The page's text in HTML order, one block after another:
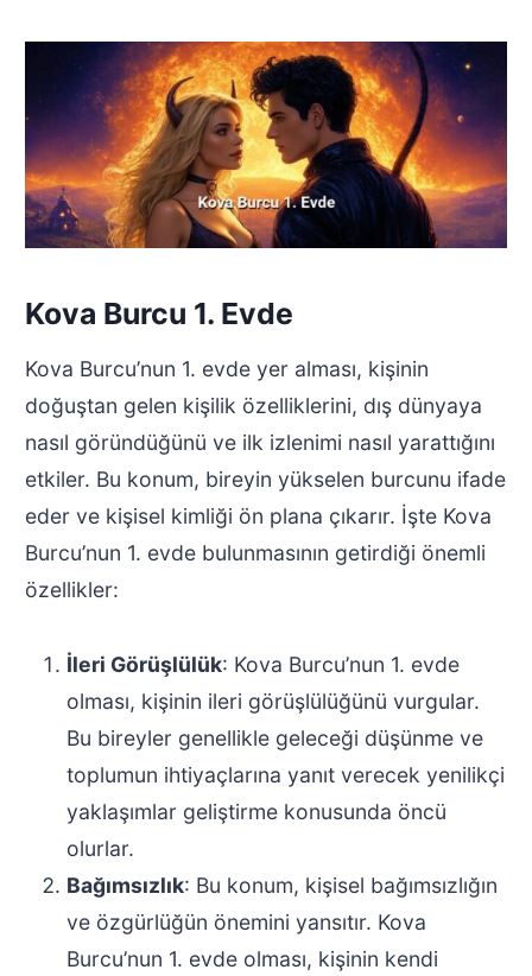
Kova Burcu 1. Evde
Kova Burcu’nun 1. evde yer alması, kişinin
doğuştan gelen kişilik özelliklerini, dış dünyaya
nasıl göründüğünü ve ilk izlenimi nasıl yarattığını
etkiler. Bu konum, bireyin yükselen burcunu ifade
eder ve kişisel kimliği ön plana çıkarır. İşte Kova
Burcu’nun 1. evde bulunmasının getirdiği önemli
özellikler:
İleri Görüşlülük: Kova Burcu’nun 1. evde
olması, kişinin ileri görüşlülüğünü vurgular.
Bu bireyler genellikle geleceği düşünme ve
toplumun ihtiyaçlarına yanıt verecek yenilikçi
yaklaşımlar geliştirme konusunda öncü
olurlar.
Bağımsızlık: Bu konum, kişisel bağımsızlığın
ve özgürlüğün önemini yansıtır. Kova
Burcu’nun 1. evde olması, kişinin kendi